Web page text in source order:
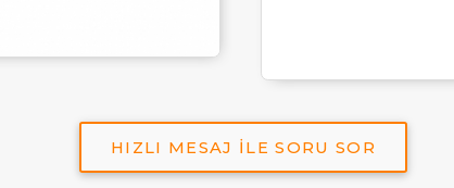
HIZLI MESAJ İLE SORU SOR